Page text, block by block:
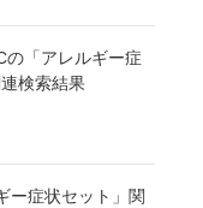
の「アレルギー症
検索結果
ー症状セット」関